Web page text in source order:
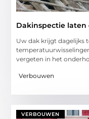
Dakinspectie
Uw dak krijgt dagelijks
vergeten in het
Verbouwen
VERBOUWEN